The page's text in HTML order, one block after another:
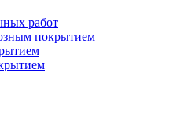
работ
покрытием